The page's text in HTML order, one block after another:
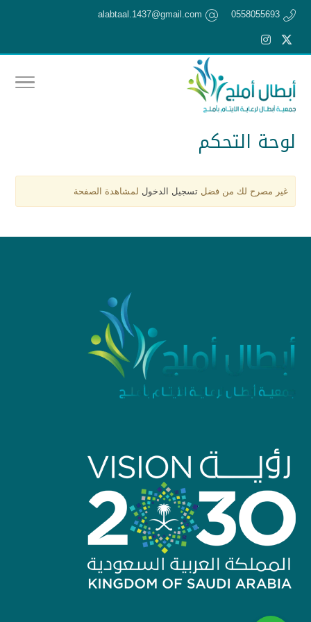
0558055693
alabtaal.1437@gmail.com
لوحة التحكم
غير مصرح لك من فضل تسجيل الدخول لمشاهدة الصفحة